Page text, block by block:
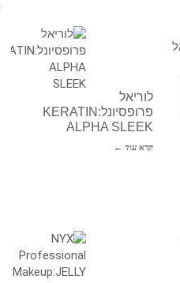
לוריאל
פרופסיונל:KERATIN
ALPHA SLEEK
קרא עוד ←